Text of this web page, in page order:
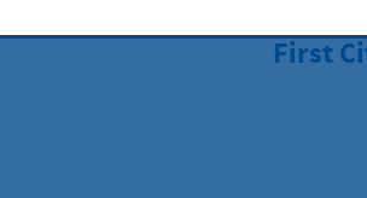
First